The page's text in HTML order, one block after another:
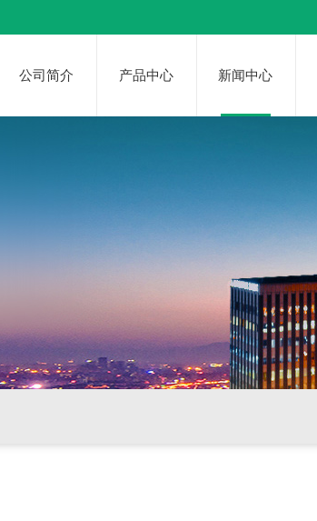
公司简介 产品中心 新闻中心